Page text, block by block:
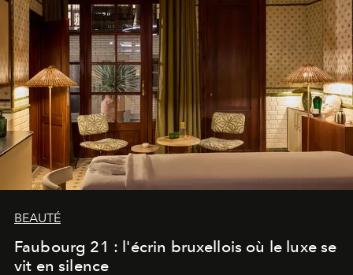
BEAUTÉ
Faubourg 21 : l'écrin bruxellois où le luxe se
vit en silence